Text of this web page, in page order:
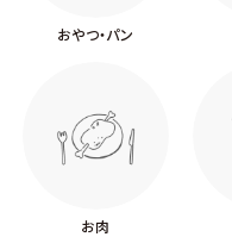
おやつ・パン
お肉